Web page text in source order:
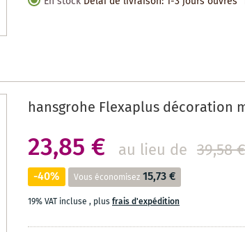
hansgrohe Flexaplus décoration
23,85 € au lieu de 39,58 €
-40% Vous économisez 15,73 €
19% VAT incluse , plusfrais d'expédition